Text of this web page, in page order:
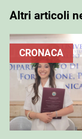
Altri articoli
CRONACA